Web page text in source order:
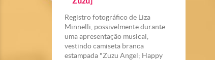
Registro fotográfico de Liza
Minnelli, possivelmente durante
uma apresentação musical,
vestindo camiseta branca
estampada "Zuzu Angel; Happy